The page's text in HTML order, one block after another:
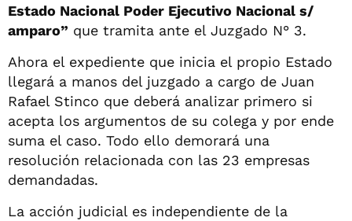
Estado Nacional Poder Ejecutivo Nacional s/
amparo” que tramita ante el Juzgado N° 3.
Ahora el expediente que inicia el propio Estado
llegará a manos del juzgado a cargo de Juan
Rafael Stinco que deberá analizar primero si
acepta los argumentos de su colega y por ende
suma el caso. Todo ello demorará una
resolución relacionada con las 23 empresas
demandadas.
La acción judicial es independiente de la